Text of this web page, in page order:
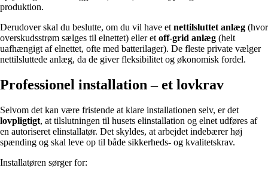
produktion.
Derudover skal du beslutte, om du vil have etnettilsluttet anlæg (hvor
overskudsstrøm sælges til elnettet) eller etoff-grid anlæg (helt
uafhængigt af elnettet, ofte med batterilager). De fleste private vælger
nettilsluttede anlæg, da de giver fleksibilitet og økonomisk fordel.
Professionel installation – et lovkrav
Selvom det kan være fristende at klare installationen selv, er det
lovpligtigt, at tilslutningen til husets elinstallation og elnet udføres af
en autoriseret elinstallatør. Det skyldes, at arbejdet indebærer høj
spænding og skal leve op til både sikkerheds- og kvalitetskrav.
Installatøren sørger for: